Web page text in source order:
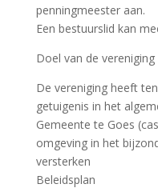
penningmeester aan.
Een bestuurslid kan
Doel van de vereniging
De vereniging heeft
getuigenis in het
Gemeente te Goes
omgeving in het
versterken
Beleidsplan